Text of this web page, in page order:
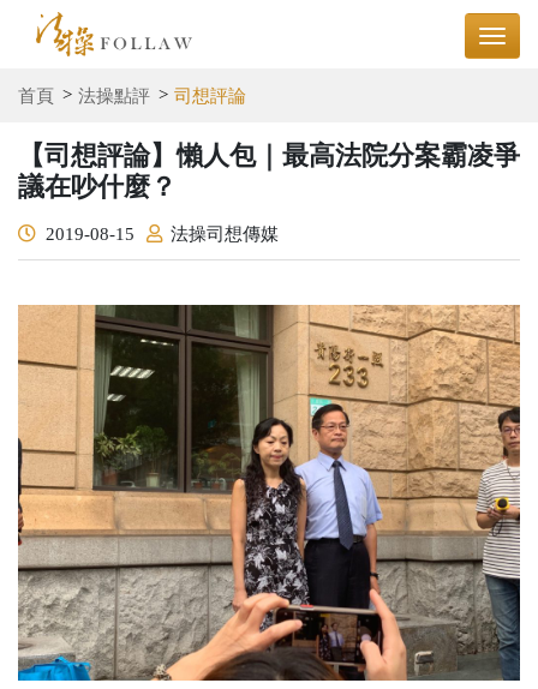
首頁 法操點評 司想評論
【司想評論】懶人包｜最高法院分案霸凌爭
議在吵什麼？
2019-08-15 法操司想傳媒